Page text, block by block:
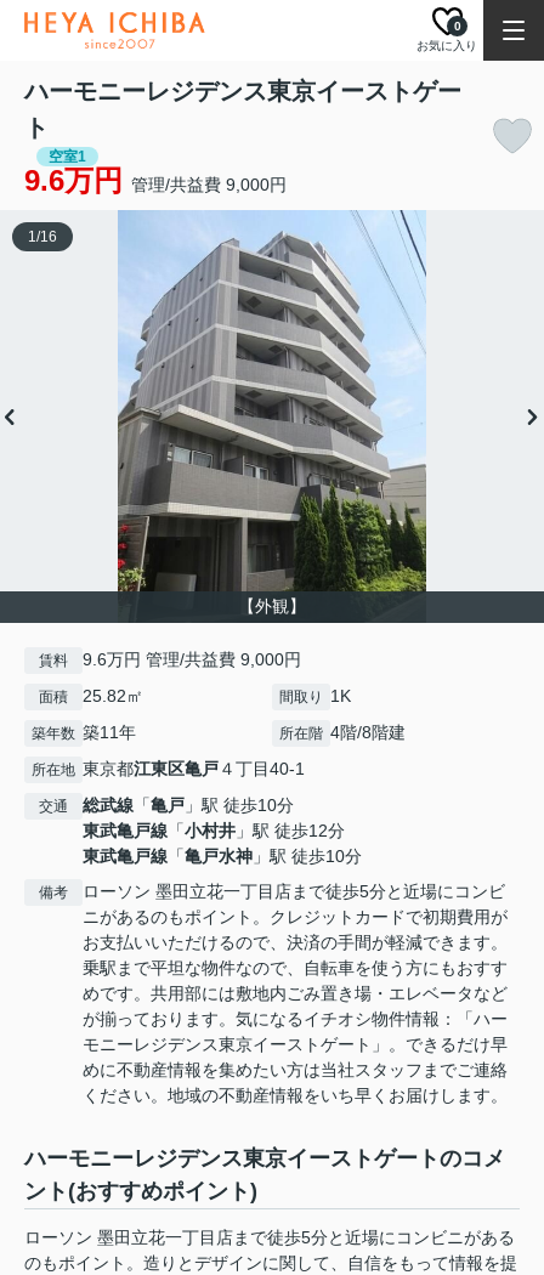
お気に入り
0
ハーモニーレジデンス東京イーストゲー
ト
空室1
9.6万円 管理/共益費 9,000円
【外観】
1/16
賃料 9.6万円 管理/共益費 9,000円
面積 25.82㎡ 間取り 1K
築年数 築11年 所在階 4階/8階建
所在地 東京都江東区亀戸４丁目40-1
交通 総武線 「亀戸 」駅 徒歩10分
東武亀戸線 「小村井 」駅 徒歩12分
東武亀戸線 「亀戸水神 」駅 徒歩10分
備考
ローソン 墨田立花一丁目店まで徒歩5分と近場にコンビ
ニがあるのもポイント。クレジットカードで初期費用が
お支払いいただけるので、決済の手間が軽減できます。
乗駅まで平坦な物件なので、自転車を使う方にもおすす
めです。共用部には敷地内ごみ置き場・エレベータなど
が揃っております。気になるイチオシ物件情報：「ハー
モニーレジデンス東京イーストゲート」。できるだけ早
めに不動産情報を集めたい方は当社スタッフまでご連絡
ください。地域の不動産情報をいち早くお届けします。
ハーモニーレジデンス東京イーストゲートのコメ
ント(おすすめポイント)
ローソン 墨田立花一丁目店まで徒歩5分と近場にコンビニがある
のもポイント。造りとデザインに関して、自信をもって情報を提